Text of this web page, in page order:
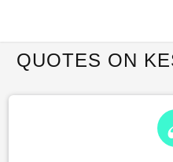
Quote Hari Puisi
QUOTES ON